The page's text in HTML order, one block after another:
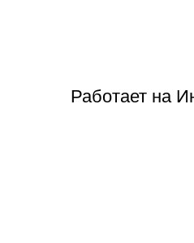
Работает на